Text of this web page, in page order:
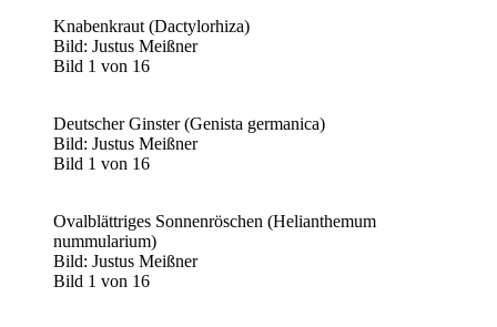
Knabenkraut (Dactylorhiza)
Bild: Justus Meißner
Bild 1 von 16
Deutscher Ginster (Genista germanica)
Bild: Justus Meißner
Bild 1 von 16
Ovalblättriges Sonnenröschen (Helianthemum
nummularium)
Bild: Justus Meißner
Bild 1 von 16